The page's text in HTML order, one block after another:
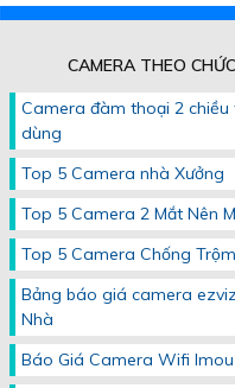
CAMERA THEO
Camera đàm thoại 2 chiều
dùng
Top 5 Camera nhà Xưởng
Top 5 Camera 2 Mắt Nên
Top 5 Camera Chống Trộm
Bảng báo giá camera
Nhà
Báo Giá Camera Wifi Imou